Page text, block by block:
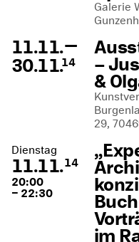
Galerie
11.11.—
30.11.14 –
&
29,
Dienstag
11.11.14
20:00
– 22:30
im